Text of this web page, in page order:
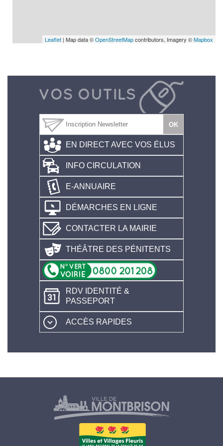
Leaflet | Map data ©OpenStreetMapcontributors, Imagery ©Mapbox
EN DIRECT AVEC VOS ÉLUS
INFO CIRCULATION
E-ANNUAIRE
DÉMARCHES EN LIGNE
CONTACTER LA MAIRIE
THÉÂTRE DES PÉNITENTS
RDV IDENTITÉ &
PASSEPORT
ACCÈS RAPIDES